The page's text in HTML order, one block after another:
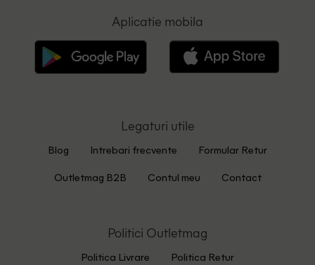
Aplicatie mobila
Legaturi utile
Blog Intrebari frecvente Formular Retur
Outletmag B2B Contul meu Contact
Politici Outletmag
Politica Livrare Politica Retur